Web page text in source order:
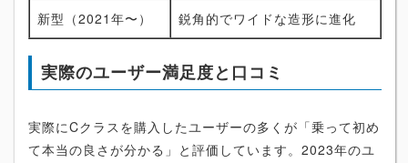
新型（2021年〜） 鋭角的でワイドな造形に進化
実際のユーザー満足度と口コミ
実際にCクラスを購入したユーザーの多くが「乗って初め
て本当の良さが分かる」と評価しています。2023年のユ